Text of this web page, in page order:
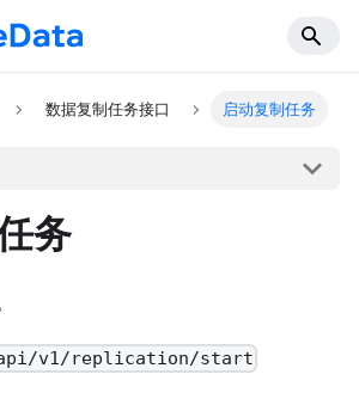
数据复制任务接口 启动复制任务
务
v1/replication/start